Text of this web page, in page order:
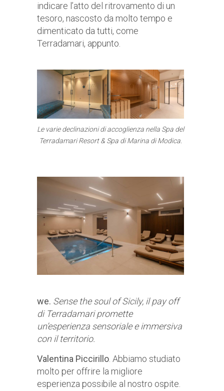
indicare l’atto del ritrovamento di un
tesoro, nascosto da molto tempo e
dimenticato da tutti, come
Terradamari, appunto.
Le varie declinazioni di accoglienza nella Spa del
Terradamari Resort & Spa di Marina di Modica.
we. Sense the soul of Sicily, il pay off
di Terradamari promette
un’esperienza sensoriale e immersiva
con il territorio.
Valentina Piccirillo . Abbiamo studiato
molto per offrire la migliore
esperienza possibile al nostro ospite.